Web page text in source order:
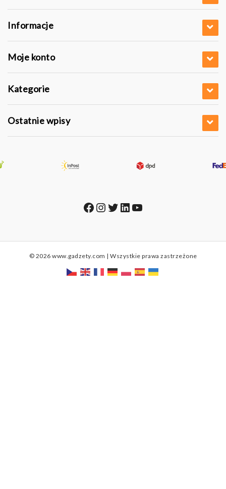
Informacje
Moje konto
Kategorie
Ostatnie wpisy
Facebook
Instagram
Twitter
LinkedIn
YouTube
© 2026 www.gadzety.com | Wszystkie prawa zastrzeżone